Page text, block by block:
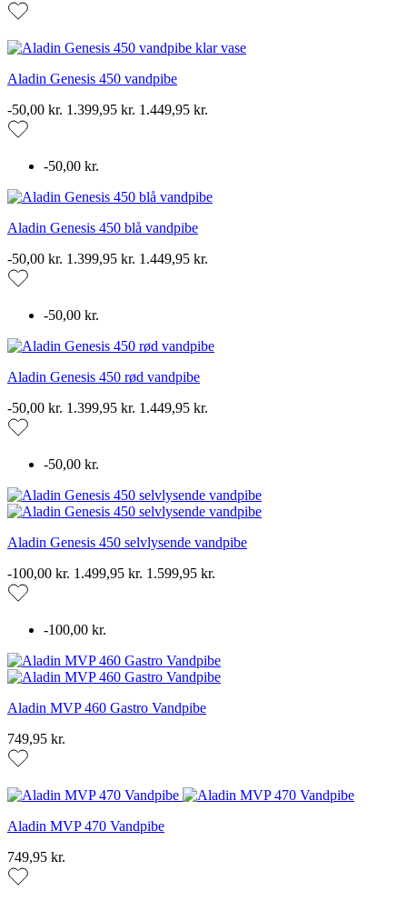
Aladin Genesis 450 vandpibe
-50,00 kr. 1.399,95 kr. 1.449,95 kr.
-50,00 kr.
Aladin Genesis 450 blå vandpibe
-50,00 kr. 1.399,95 kr. 1.449,95 kr.
-50,00 kr.
Aladin Genesis 450 rød vandpibe
-50,00 kr. 1.399,95 kr. 1.449,95 kr.
-50,00 kr.
Aladin Genesis 450 selvlysende vandpibe
-100,00 kr. 1.499,95 kr. 1.599,95 kr.
-100,00 kr.
Aladin MVP 460 Gastro Vandpibe
749,95 kr.
Aladin MVP 470 Vandpibe
749,95 kr.